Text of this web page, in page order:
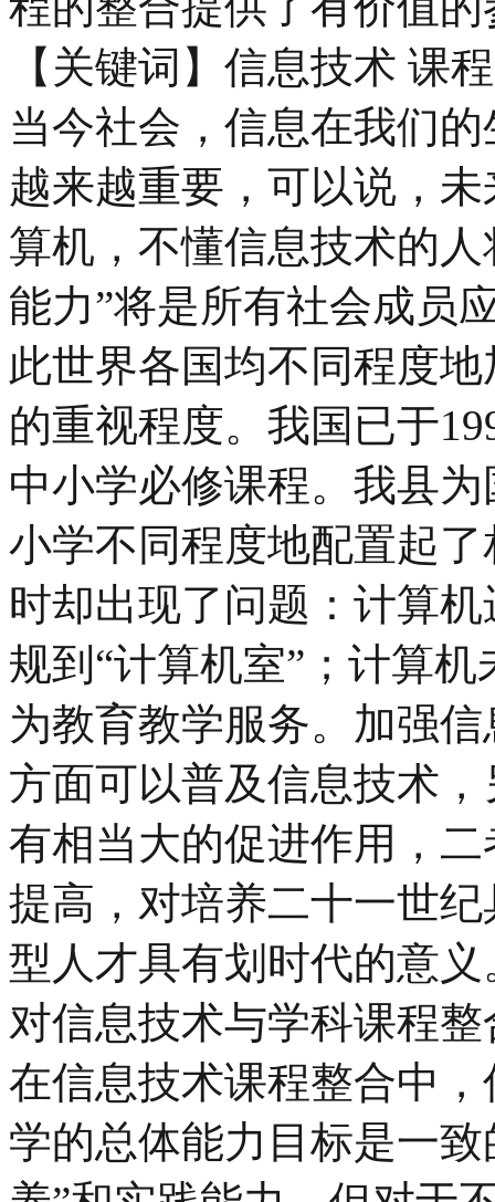
【关键词】信息技术 课
当今社会，信息在我们
越来越重要，可以说，
算机，不懂信息技术的
能力”将是所有社会成员
此世界各国均不同程度
的重视程度。我国已于
中小学必修课程。我县
小学不同程度地配置起
时却出现了问题：计算
规到“计算机室”；计算
为教育教学服务。加强
方面可以普及信息技术
有相当大的促进作用，
提高，对培养二十一世
型人才具有划时代的意义
对信息技术与学科课程
在信息技术课程整合中
学的总体能力目标是一